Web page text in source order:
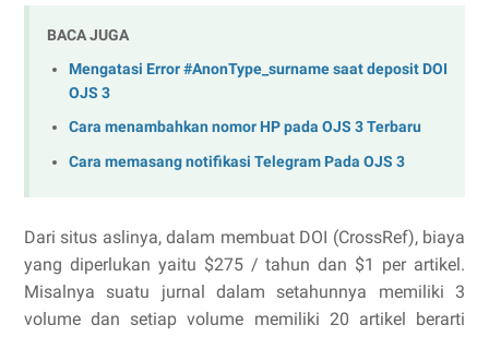
BACA JUGA
Mengatasi Error #AnonType_surname saat deposit DOI
OJS 3
Cara menambahkan nomor HP pada OJS 3 Terbaru
Cara memasang notifikasi Telegram Pada OJS 3
Dari situs aslinya, dalam membuat DOI (CrossRef), biaya
yang diperlukan yaitu $275 / tahun dan $1 per artikel.
Misalnya suatu jurnal dalam setahunnya memiliki 3
volume dan setiap volume memiliki 20 artikel berarti